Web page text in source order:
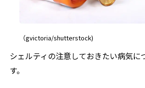
（gvictoria/shutterstock)
シェルティの注意しておきたい病気に
す。